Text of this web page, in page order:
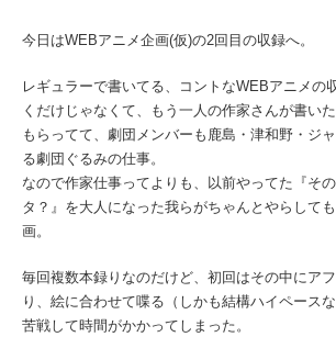
今日はWEBアニメ企画(仮)の2回目の収録へ。
レギュラーで書いてる、コントなWEBアニメの
くだけじゃなくて、もう一人の作家さんが書い
もらってて、劇団メンバーも鹿島・津和野・ジ
る劇団ぐるみの仕事。
なので作家仕事ってよりも、以前やってた『そ
タ？』を大人になった我らがちゃんとやらして
画。
毎回複数本録りなのだけど、初回はその中にア
り、絵に合わせて喋る（しかも結構ハイペース
苦戦して時間がかかってしまった。